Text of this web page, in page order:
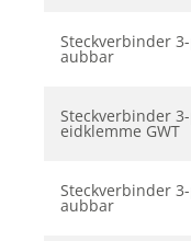
Steckverbinder
aubbar
Steckverbinder
eidklemme GWT
Steckverbinder
aubbar